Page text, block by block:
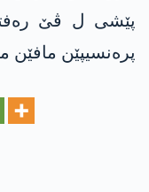
پێشی ل ڤێ
پرەنسیپێن مافێن